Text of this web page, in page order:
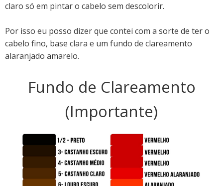
claro só em pintar o cabelo sem descolorir.
Por isso eu posso dizer que contei com a sorte de ter o
cabelo fino, base clara e um fundo de clareamento
alaranjado amarelo.
Fundo de Clareamento
(Importante)